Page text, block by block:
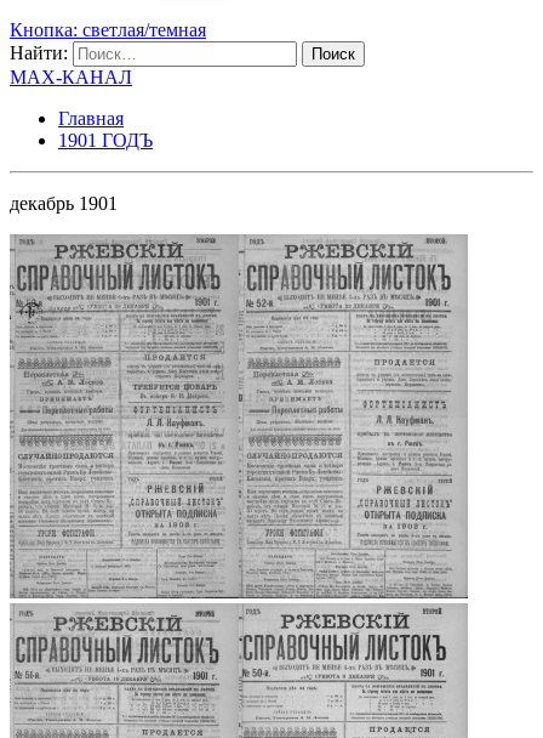
Кнопка: светлая/темная
Найти:
MAX-КАНАЛ
Главная
1901 ГОДЪ
декабрь 1901